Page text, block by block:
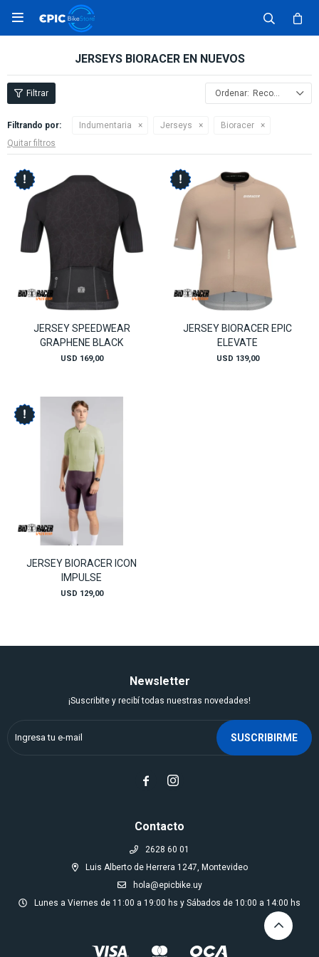

JERSEYS BIORACER EN NUEVOS
Recomendados
Filtrando por: Indumentaria Jerseys
Bioracer
Quitar filtros
JERSEY SPEEDWEAR
GRAPHENE BLACK
USD 169,00
JERSEY BIORACER EPIC
ELEVATE
USD 139,00
JERSEY BIORACER ICON
IMPULSE
USD 129,00
Contacto
2628 60 01
Luis Alberto de Herrera 1247, Montevideo
hola@epicbike.uy
Lunes a Viernes de 11:00 a 19:00 hs y Sábados de 10:00 a 14:00 hs
Newsletter
¡Suscribite y recibí todas nuestras novedades!
SUSCRIBIRME
 